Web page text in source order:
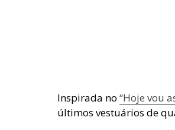
antiga.
Inspirada no “Hoje vou
últimos vestuários de